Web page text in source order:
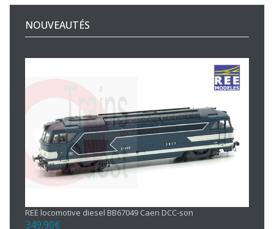
NOUVEAUTÉS
REE locomotive diesel BB67049 Caen DCC-son
349.90€